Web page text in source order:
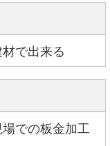
で出来る
での板金加工